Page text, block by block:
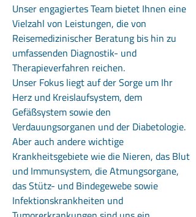
Unser engagiertes Team bietet Ihnen eine
Vielzahl von Leistungen, die von
Reisemedizinischer Beratung bis hin zu
umfassenden Diagnostik- und
Therapieverfahren reichen.
Unser Fokus liegt auf der Sorge um Ihr
Herz und Kreislaufsystem, dem
Gefäßsystem sowie den
Verdauungsorganen und der Diabetologie.
Aber auch andere wichtige
Krankheitsgebiete wie die Nieren, das Blut
und Immunsystem, die Atmungsorgane,
das Stütz- und Bindegewebe sowie
Infektionskrankheiten und